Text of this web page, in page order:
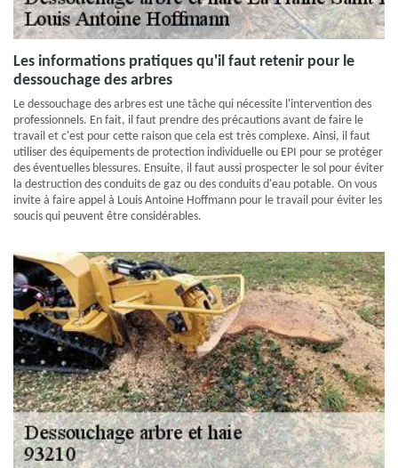
Les informations pratiques qu'il faut retenir pour le
dessouchage des arbres
Le dessouchage des arbres est une tâche qui nécessite l'intervention des
professionnels. En fait, il faut prendre des précautions avant de faire le
travail et c'est pour cette raison que cela est très complexe. Ainsi, il faut
utiliser des équipements de protection individuelle ou EPI pour se protéger
des éventuelles blessures. Ensuite, il faut aussi prospecter le sol pour éviter
la destruction des conduits de gaz ou des conduits d'eau potable. On vous
invite à faire appel à Louis Antoine Hoffmann pour le travail pour éviter les
soucis qui peuvent être considérables.